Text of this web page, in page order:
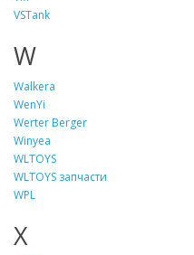
VSTank
W
Walkera
WenYi
Werter Berger
Winyea
WLTOYS
WLTOYS запчасти
WPL
X